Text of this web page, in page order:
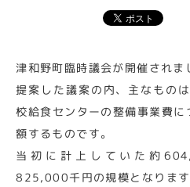
津和野町臨時議会が開催されま
提案した議案の内、主なもの
校給食センターの整備事業費
額するものです。
当初に計上していた約
825,000千円の規模となりま